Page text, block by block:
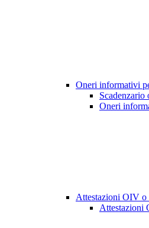
Oneri informativi
Oneri
Attestazioni OIV o
Attestazioni